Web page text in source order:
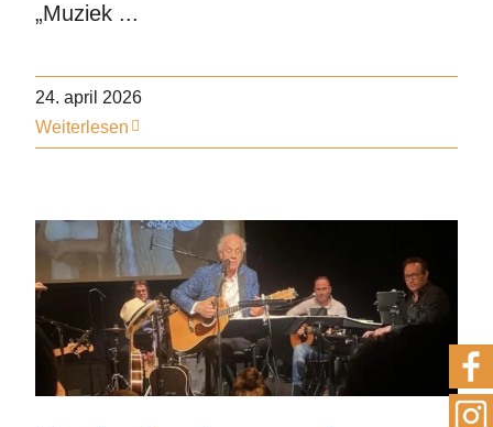
„Muziek ...
24. april 2026
Weiterlesen